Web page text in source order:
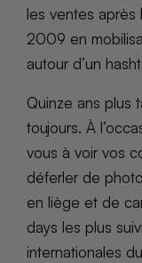
les ventes
2009 en
autour d’un
Quinze ans plus
toujours. À
vous à voir vos
déferler de
en liège et de
days les plus
internationales